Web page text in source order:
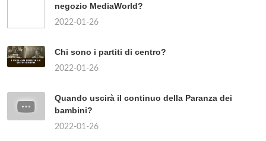
negozio MediaWorld?
2022-01-26
Chi sono i partiti di centro?
2022-01-26
Quando uscirà il continuo della Paranza dei
bambini?
2022-01-26